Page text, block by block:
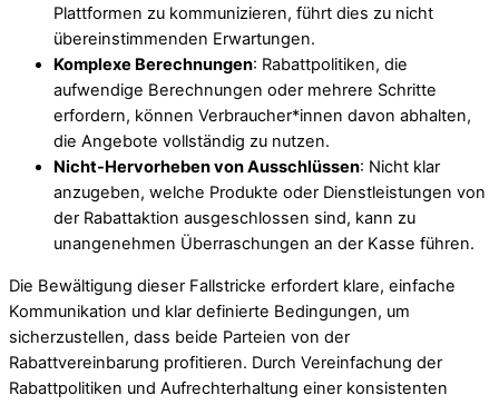
Plattformen zu kommunizieren, führt dies zu nicht
übereinstimmenden Erwartungen.
Komplexe Berechnungen: Rabattpolitiken, die
aufwendige Berechnungen oder mehrere Schritte
erfordern, können Verbraucher*innen davon abhalten,
die Angebote vollständig zu nutzen.
Nicht-Hervorheben von Ausschlüssen: Nicht klar
anzugeben, welche Produkte oder Dienstleistungen von
der Rabattaktion ausgeschlossen sind, kann zu
unangenehmen Überraschungen an der Kasse führen.
Die Bewältigung dieser Fallstricke erfordert klare, einfache
Kommunikation und klar definierte Bedingungen, um
sicherzustellen, dass beide Parteien von der
Rabattvereinbarung profitieren. Durch Vereinfachung der
Rabattpolitiken und Aufrechterhaltung einer konsistenten